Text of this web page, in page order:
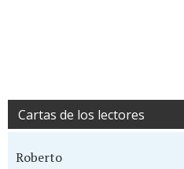
Cartas de los lectores
Roberto